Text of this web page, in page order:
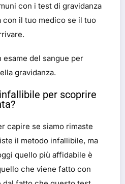
con i test di gravidanza
con il tuo medico se il tuo
del sangue per
gravidanza.
per scoprire
capire se siamo rimaste
il metodo infallibile, ma
quello più affidabile è
che viene fatto con